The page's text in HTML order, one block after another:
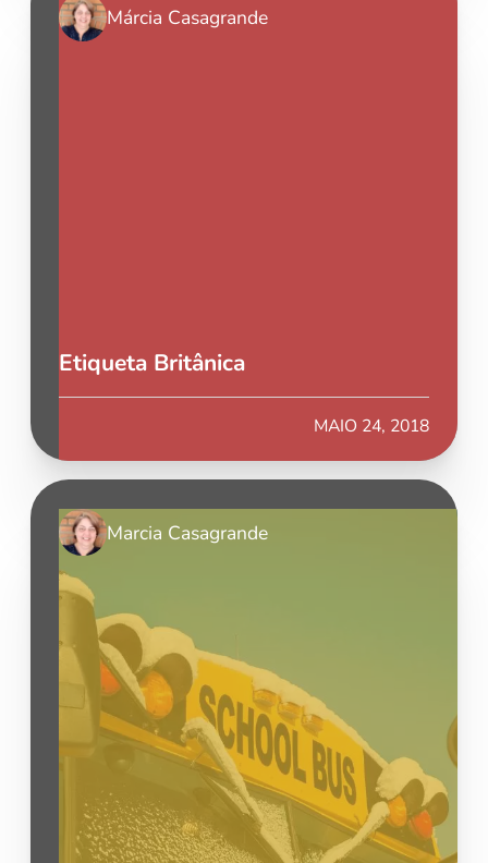
Márcia Casagrande
Etiqueta Britânica
MAIO 24, 2018
Marcia Casagrande